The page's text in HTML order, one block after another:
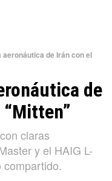
aeronáutica de Irán con el
de
claras
y el HAIG L-
compartido.